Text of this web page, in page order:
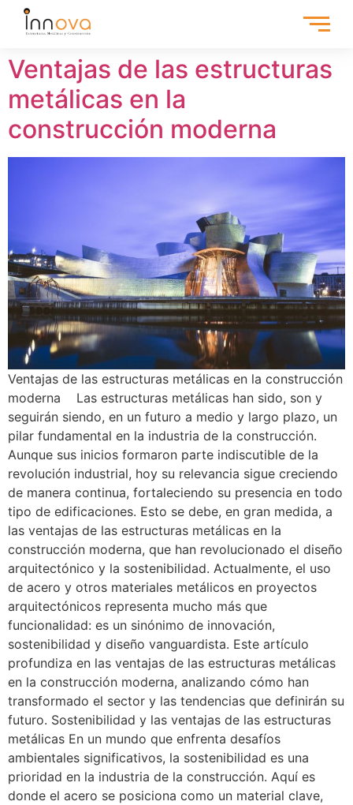
Ventajas de las estructuras
metálicas en la
construcción moderna
Ventajas de las estructuras metálicas en la construcción
moderna Las estructuras metálicas han sido, son y
seguirán siendo, en un futuro a medio y largo plazo, un
pilar fundamental en la industria de la construcción.
Aunque sus inicios formaron parte indiscutible de la
revolución industrial, hoy su relevancia sigue creciendo
de manera continua, fortaleciendo su presencia en todo
tipo de edificaciones. Esto se debe, en gran medida, a
las ventajas de las estructuras metálicas en la
construcción moderna, que han revolucionado el diseño
arquitectónico y la sostenibilidad. Actualmente, el uso
de acero y otros materiales metálicos en proyectos
arquitectónicos representa mucho más que
funcionalidad: es un sinónimo de innovación,
sostenibilidad y diseño vanguardista. Este artículo
profundiza en las ventajas de las estructuras metálicas
en la construcción moderna, analizando cómo han
transformado el sector y las tendencias que definirán su
futuro. Sostenibilidad y las ventajas de las estructuras
metálicas En un mundo que enfrenta desafíos
ambientales significativos, la sostenibilidad es una
prioridad en la industria de la construcción. Aquí es
donde el acero se posiciona como un material clave,